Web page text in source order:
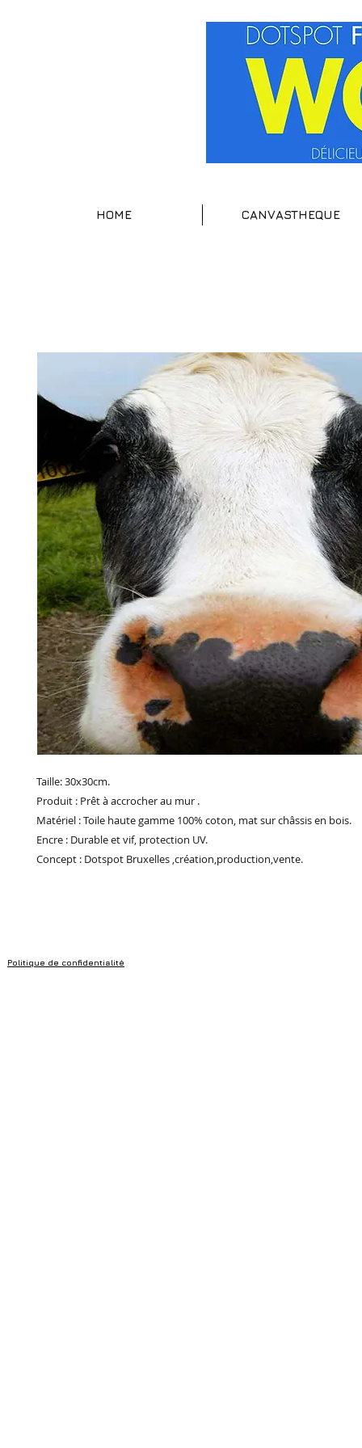
HOME CANVASTHEQUE
Taille: 30x30cm.
Produit : Prêt à accrocher au mur .
Matériel : Toile haute gamme 100% coton, mat sur châssis en bois.
Encre : Durable et vif, protection UV.
Concept : Dotspot Bruxelles ,création,production,vente.
Politique de confidentialité